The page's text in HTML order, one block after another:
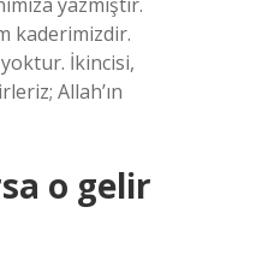
kaderimizdir.
İkincisi,
Allah’ın
o gelir